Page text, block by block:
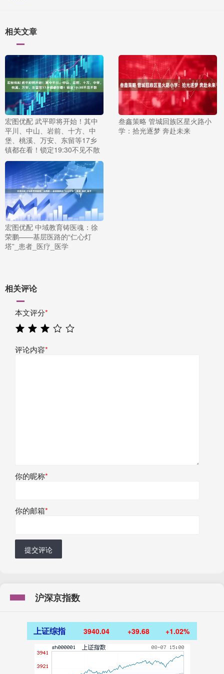
相关文章
宏图优配 武平即将开始！其中
平川、中山、岩前、十方、中
堡、桃溪、万安、东留等17乡
镇都在看！锁定19:30不见不散
叁鑫策略 管城回族区星火路小
学：拾光逐梦 奔赴未来
宏图优配 中域教育铸医魂：徐
荣鹏——基层医路的“仁心灯
塔”_患者_医疗_医学
相关评论
本文评分*
评论内容*
你的昵称*
你的邮箱*
提交评论
沪深京指数
上证综指 3940.04 +39.68 +1.02%